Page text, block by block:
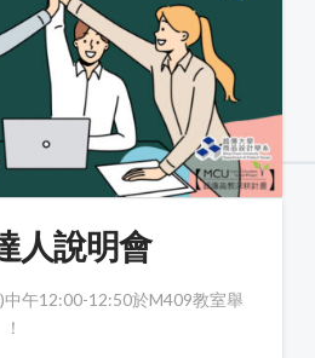
人說明會
午12:00-12:50於M409教室舉